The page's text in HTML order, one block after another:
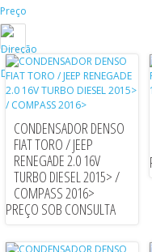
Preço
CONDENSADOR DENSO
FIAT TORO / JEEP
RENEGADE 2.0 16V
TURBO DIESEL 2015> /
COMPASS 2016>
PREÇO SOB CONSULTA